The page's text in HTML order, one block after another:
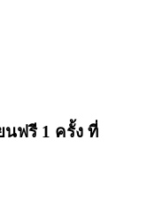
นฟรี 1 ครั้ง ที่